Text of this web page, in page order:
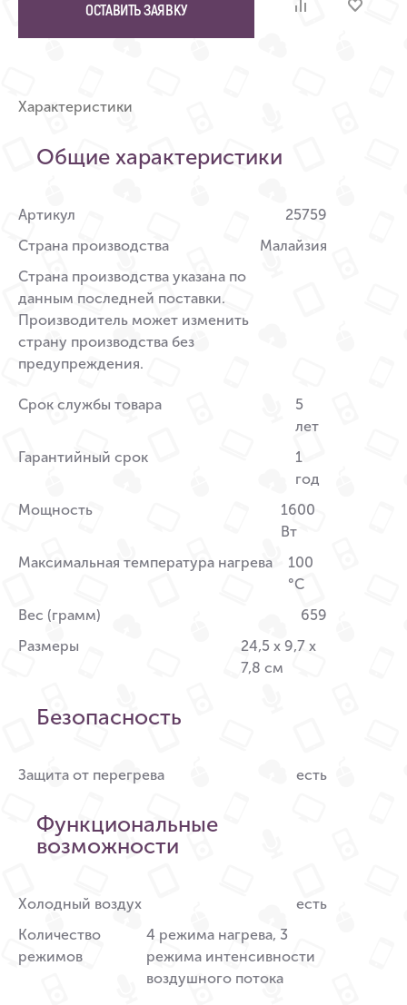
ОСТАВИТЬ ЗАЯВКУ
Характеристики
Общие характеристики
Артикул
25759
Страна производства
Страна производства указана по
данным последней поставки.
Производитель может изменить
страну производства без
предупреждения.
Малайзия
Срок службы товара
5
лет
Гарантийный срок
1
год
Мощность
1600
Вт
Максимальная температура нагрева
100
°С
Вес (грамм)
659
Размеры
24,5 x 9,7 x
7,8 см
Безопасность
Защита от перегрева есть
Функциональные
возможности
Холодный воздух
есть
Количество
режимов
4 режима нагрева, 3
режима интенсивности
воздушного потока